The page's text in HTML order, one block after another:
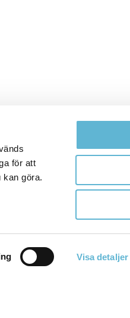
för att
kan göra.
Visa detaljer